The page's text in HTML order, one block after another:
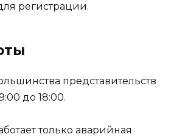
регистрации.
представительств
до 18:00.
только аварийная